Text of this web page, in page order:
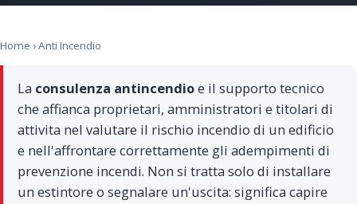
Home › Anti Incendio
La consulenza antincendioe il supporto tecnico
che affianca proprietari, amministratori e titolari di
attivita nel valutare il rischio incendio di un edificio
e nell'affrontare correttamente gli adempimenti di
prevenzione incendi. Non si tratta solo di installare
un estintore o segnalare un'uscita: significa capire